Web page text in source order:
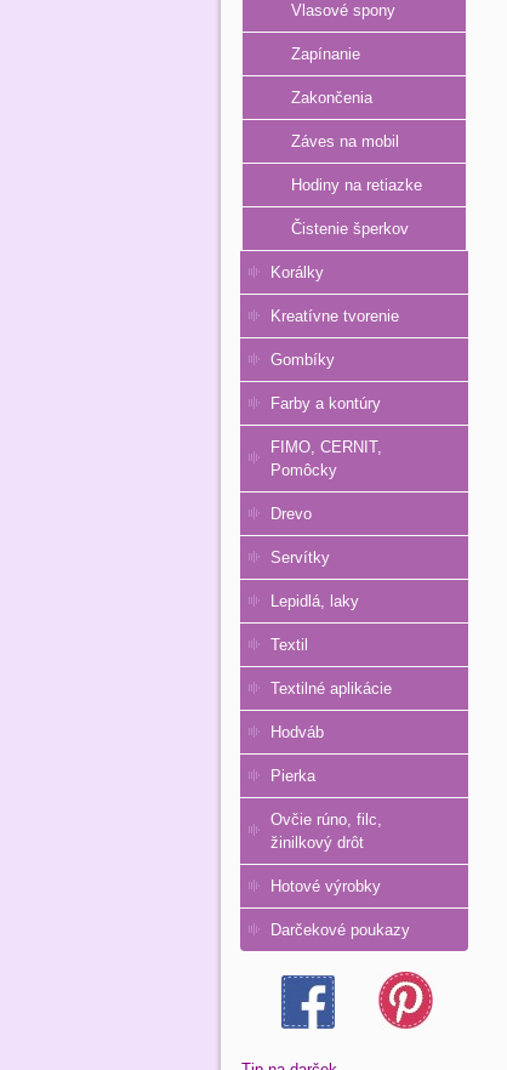
Vlasové spony
Zapínanie
Zakončenia
Záves na mobil
Hodiny na retiazke
Čistenie šperkov
Korálky
Kreatívne tvorenie
Gombíky
Farby a kontúry
FIMO, CERNIT,
Pomôcky
Drevo
Servítky
Lepidlá, laky
Textil
Textilné aplikácie
Hodváb
Pierka
Ovčie rúno, filc,
žinilkový drôt
Hotové výrobky
Darčekové poukazy